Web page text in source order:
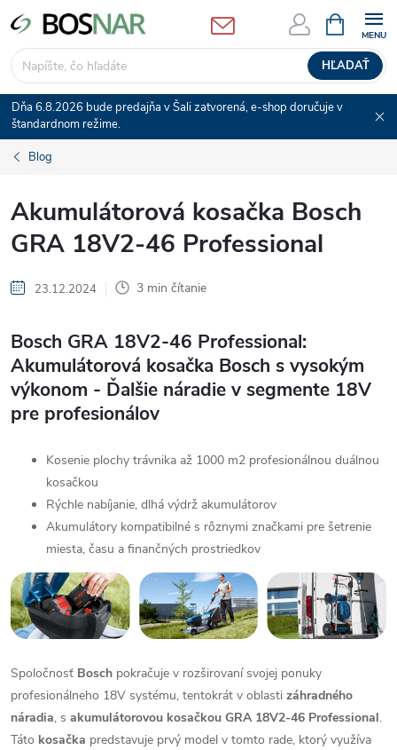
Prejsť
na
obsah
HĽADAŤ
KOŠÍK
Dňa 6.8.2026 bude predajňa v Šali zatvorená, e-shop doručuje v
štandardnom režime.
Blog
Akumulátorová kosačka Bosch
GRA 18V2-46 Professional
23.12.2024 3 min čítanie
Bosch GRA 18V2-46 Professional:
Akumulátorová kosačka Bosch s vysokým
výkonom - Ďalšie náradie v segmente 18V
pre profesionálov
Kosenie plochy trávnika až 1000 m2 profesionálnou duálnou
kosačkou
Rýchle nabíjanie, dlhá výdrž akumulátorov
Akumulátory kompatibilné s rôznymi značkami pre šetrenie
miesta, času a finančných prostriedkov
Spoločnosť Bosch pokračuje v rozširovaní svojej ponuky
profesionálneho 18V systému, tentokrát v oblasti záhradného
náradia, s akumulátorovou kosačkou GRA 18V2-46 Professional.
Táto kosačka predstavuje prvý model v tomto rade, ktorý využíva